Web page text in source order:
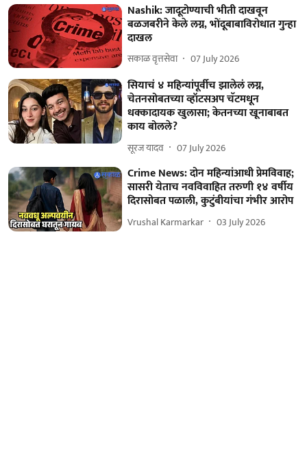
Nashik: जादूटोण्याची भीती दाखवून
बळजबरीने केले लग्न, भोंदूबाबाविरोधात गुन्हा
दाखल
सकाळ वृत्तसेवा 07 July 2026
सियाचं ४ महिन्यांपूर्वीच झालेलं लग्न,
चेतनसोबतच्या व्हॉटसअप चॅटमधून
धक्कादायक खुलासा; केतनच्या खूनाबाबत
काय बोलले?
सूरज यादव 07 July 2026
Crime News: दोन महिन्यांआधी प्रेमविवाह;
सासरी येताच नवविवाहित तरुणी १४ वर्षीय
दिरासोबत पळाली, कुटुंबीयांचा गंभीर आरोप
Vrushal Karmarkar 03 July 2026